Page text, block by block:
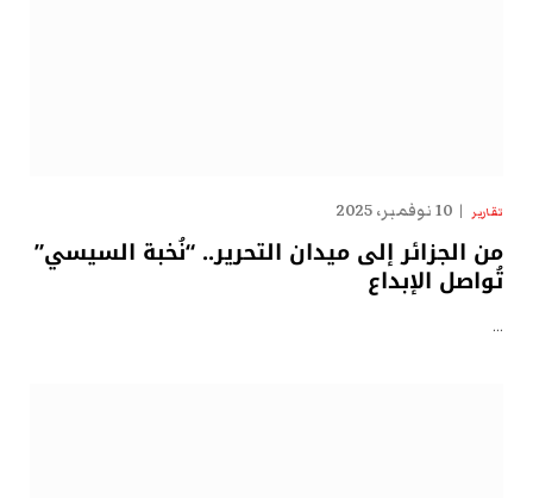
تقارير 10 نوفمبر، 2025
من الجزائر إلى ميدان التحرير.. “نُخبة السيسي”
تُواصل الإبداع
…